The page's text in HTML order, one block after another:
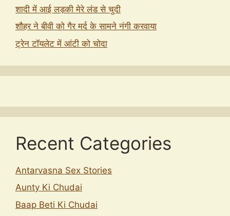
शादी में आई लड़की मेरे लंड से चुदी
शौहर ने बीवी को गैर मर्द के सामने नंगी करवाया
ट्रेन टॉयलेट में आंटी को चोदा
Recent Categories
Antarvasna Sex Stories
Aunty Ki Chudai
Baap Beti Ki Chudai